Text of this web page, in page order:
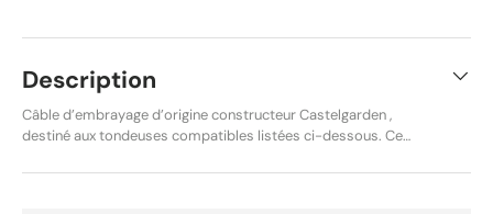
Description
Câble d’embrayage d’origine constructeur Castelgarden ,
destiné aux tondeuses compatibles listées ci-dessous. Ce
garantit un fonctionnement conforme aux spécifications